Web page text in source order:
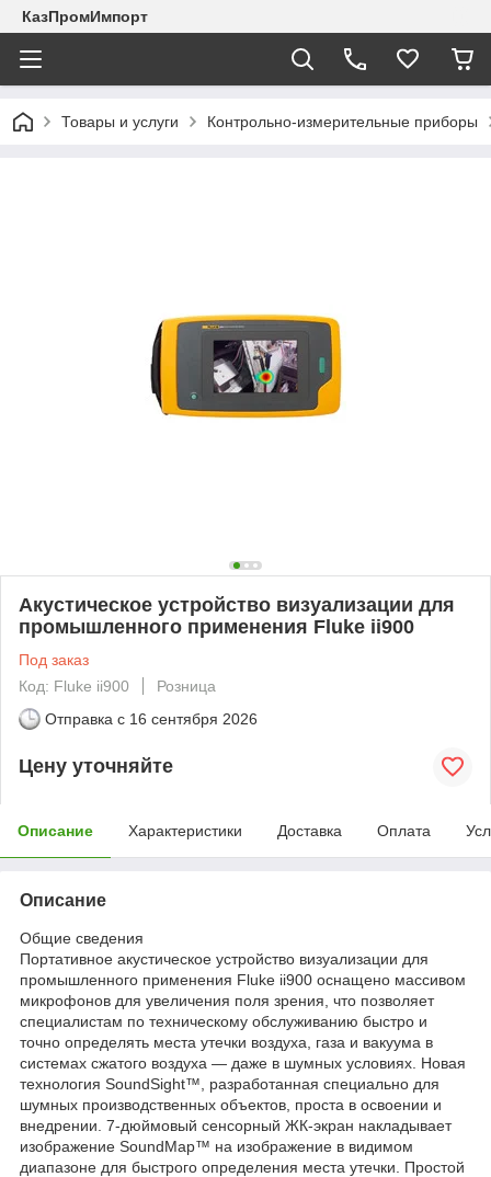
КазПромИмпорт
Товары и услуги Контрольно-измерительные приборы
Акустическое устройство визуализации для
промышленного применения Fluke ii900
Под заказ
Код: Fluke ii900
Розница
Отправка с 16 сентября 2026
Цену уточняйте
Описание Характеристики Доставка Оплата
Описание
Общие сведения
Портативное акустическое устройство визуализации для
промышленного применения Fluke ii900 оснащено массивом
микрофонов для увеличения поля зрения, что позволяет
специалистам по техническому обслуживанию быстро и
точно определять места утечки воздуха, газа и вакуума в
системах сжатого воздуха — даже в шумных условиях. Новая
технология SoundSight™, разработанная специально для
шумных производственных объектов, проста в освоении и
внедрении. 7-дюймовый сенсорный ЖК-экран накладывает
изображение SoundMap™ на изображение в видимом
диапазоне для быстрого определения места утечки. Простой